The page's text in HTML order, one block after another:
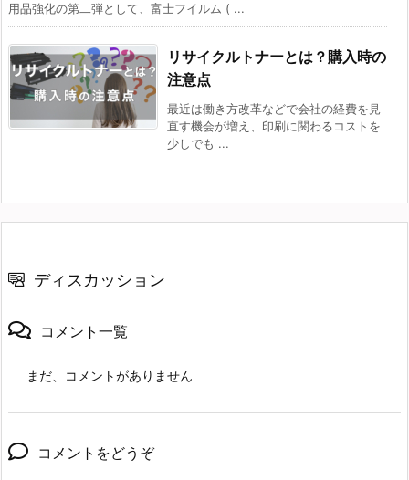
用品強化の第二弾として、富士フイルム ( ...
リサイクルトナーとは？購入時の
注意点
最近は働き方改革などで会社の経費を見
直す機会が増え、印刷に関わるコストを
少しでも ...
ディスカッション
コメント一覧
まだ、コメントがありません
コメントをどうぞ